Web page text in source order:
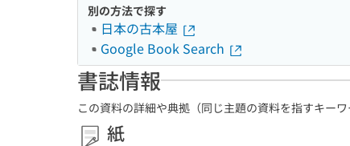
別の方法で探す
日本の古本屋
Google Book Search
書誌情報
この資料の詳細や典拠（同じ主題の資料を指すキー
紙